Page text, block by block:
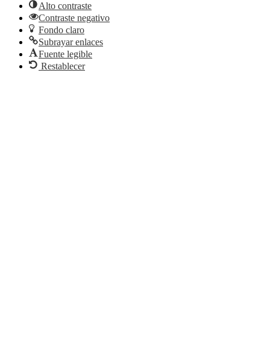
Alto contraste
Contraste negativo
Fondo claro
Subrayar enlaces
Fuente legible
Restablecer